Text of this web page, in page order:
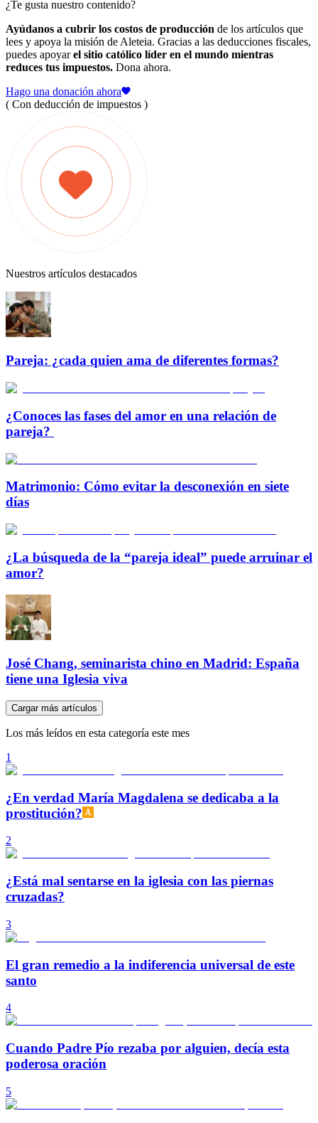
¿Te gusta nuestro contenido?
Ayúdanos a cubrir los costos de producción de los artículos que
lees y apoya la misión de Aleteia. Gracias a las deducciones fiscales,
puedes apoyarel sitio católico líder en el mundo mientras
reduces tus impuestos. Dona ahora.
Hago una donación ahora
( Con deducción de impuestos )
Nuestros artículos destacados
Pareja: ¿cada quien ama de diferentes formas?
¿Conoces las fases del amor en una relación de
pareja?
Matrimonio: Cómo evitar la desconexión en siete
días
¿La búsqueda de la “pareja ideal” puede arruinar el
amor?
José Chang, seminarista chino en Madrid: España
tiene una Iglesia viva
Cargar más artículos
Los más leídos en esta categoría este mes
1
¿En verdad María Magdalena se dedicaba a la
prostitución?
2
¿Está mal sentarse en la iglesia con las piernas
cruzadas?
3
El gran remedio a la indiferencia universal de este
santo
4
Cuando Padre Pío rezaba por alguien, decía esta
poderosa oración
5